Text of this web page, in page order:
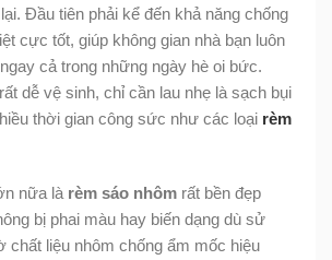
Đầu tiên phải kể đến khả năng chống
cực tốt, giúp không gian nhà bạn luôn
cả trong những ngày hè oi bức.
dễ vệ sinh, chỉ cần lau nhẹ là sạch bụi
thời gian công sức như các loại rèm
nữa là rèm sáo nhôm rất bền đẹp
bị phai màu hay biến dạng dù sử
chất liệu nhôm chống ẩm mốc hiệu